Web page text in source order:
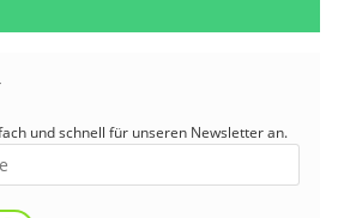
und schnell für unseren Newsletter an.